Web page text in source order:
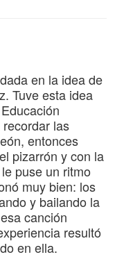
en la idea de
Tuve esta idea
las
entonces
pizarrón y con la
puse un ritmo
muy bien: los
y bailando la
canción
resultó
en ella.